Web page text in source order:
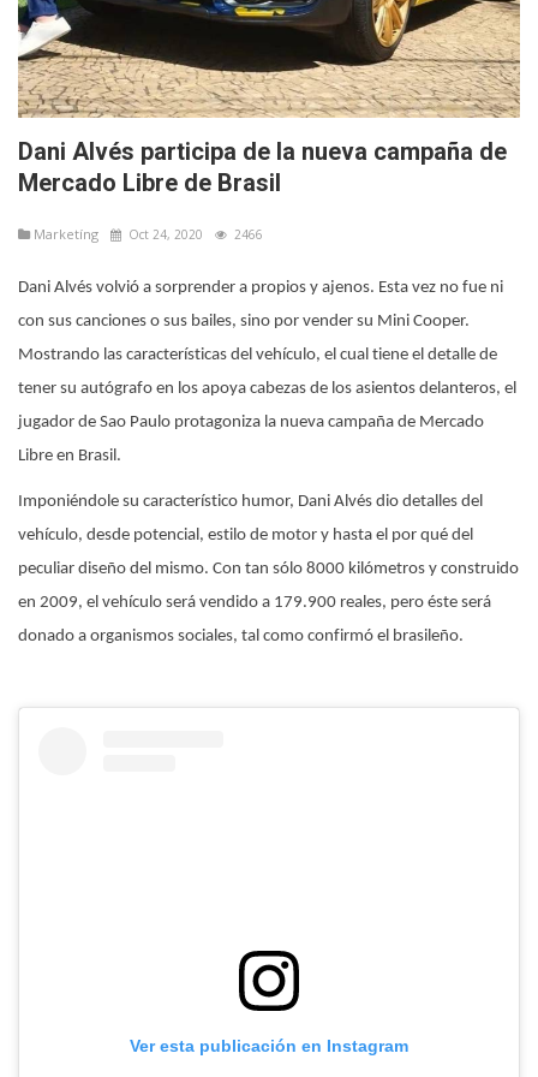
Dani Alvés participa de la nueva campaña de
Mercado Libre de Brasil
Marketíng Oct 24, 2020 2466
Dani Alvés volvió a sorprender a propios y ajenos. Esta vez no fue ni
con sus canciones o sus bailes, sino por vender su Mini Cooper.
Mostrando las características del vehículo, el cual tiene el detalle de
tener su autógrafo en los apoya cabezas de los asientos delanteros, el
jugador de Sao Paulo protagoniza la nueva campaña de Mercado
Libre en Brasil.
Imponiéndole su característico humor, Dani Alvés dio detalles del
vehículo, desde potencial, estilo de motor y hasta el por qué del
peculiar diseño del mismo. Con tan sólo 8000 kilómetros y construido
en 2009, el vehículo será vendido a 179.900 reales, pero éste será
donado a organismos sociales, tal como confirmó el brasileño.
Ver esta publicación en Instagram